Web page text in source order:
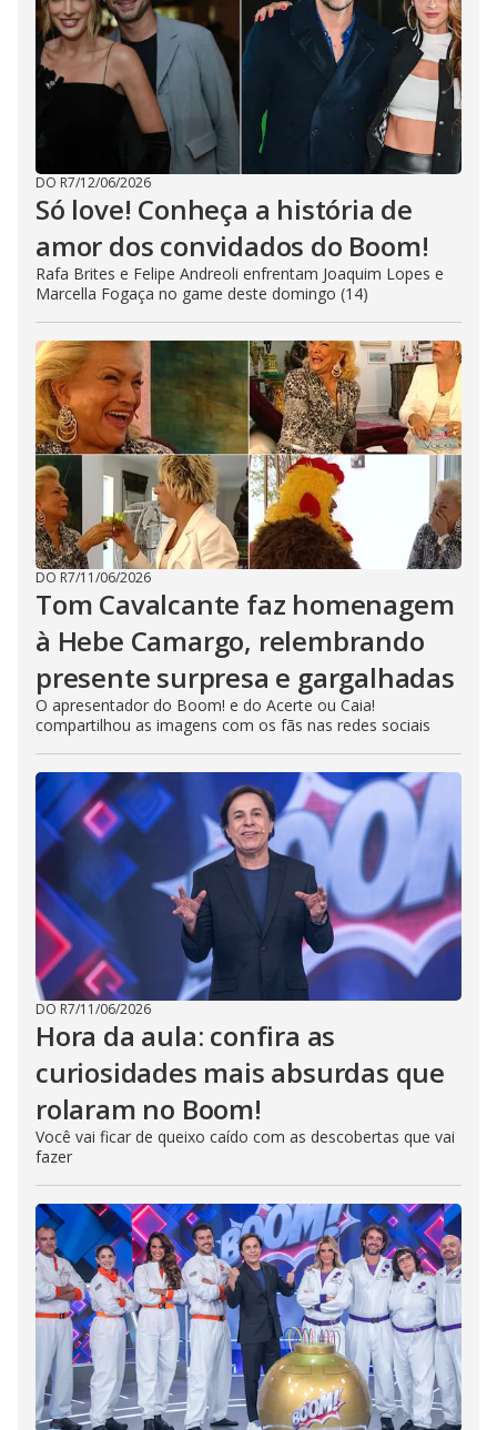
DO R7/12/06/2026
Só love! Conheça a história de
amor dos convidados do Boom!
Rafa Brites e Felipe Andreoli enfrentam Joaquim Lopes e
Marcella Fogaça no game deste domingo (14)
DO R7/11/06/2026
Tom Cavalcante faz homenagem
à Hebe Camargo, relembrando
presente surpresa e gargalhadas
O apresentador do Boom! e do Acerte ou Caia!
compartilhou as imagens com os fãs nas redes sociais
DO R7/11/06/2026
Hora da aula: confira as
curiosidades mais absurdas que
rolaram no Boom!
Você vai ficar de queixo caído com as descobertas que vai
fazer